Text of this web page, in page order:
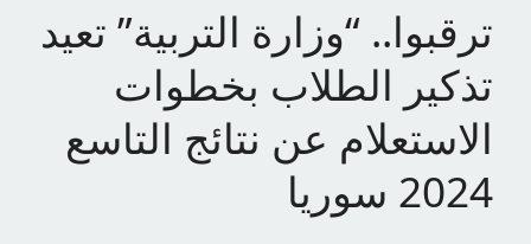
ترقبوا.. “وزارة التربية” تعيد
تذكير الطلاب بخطوات
الاستعلام عن نتائج التاسع
2024 سوريا